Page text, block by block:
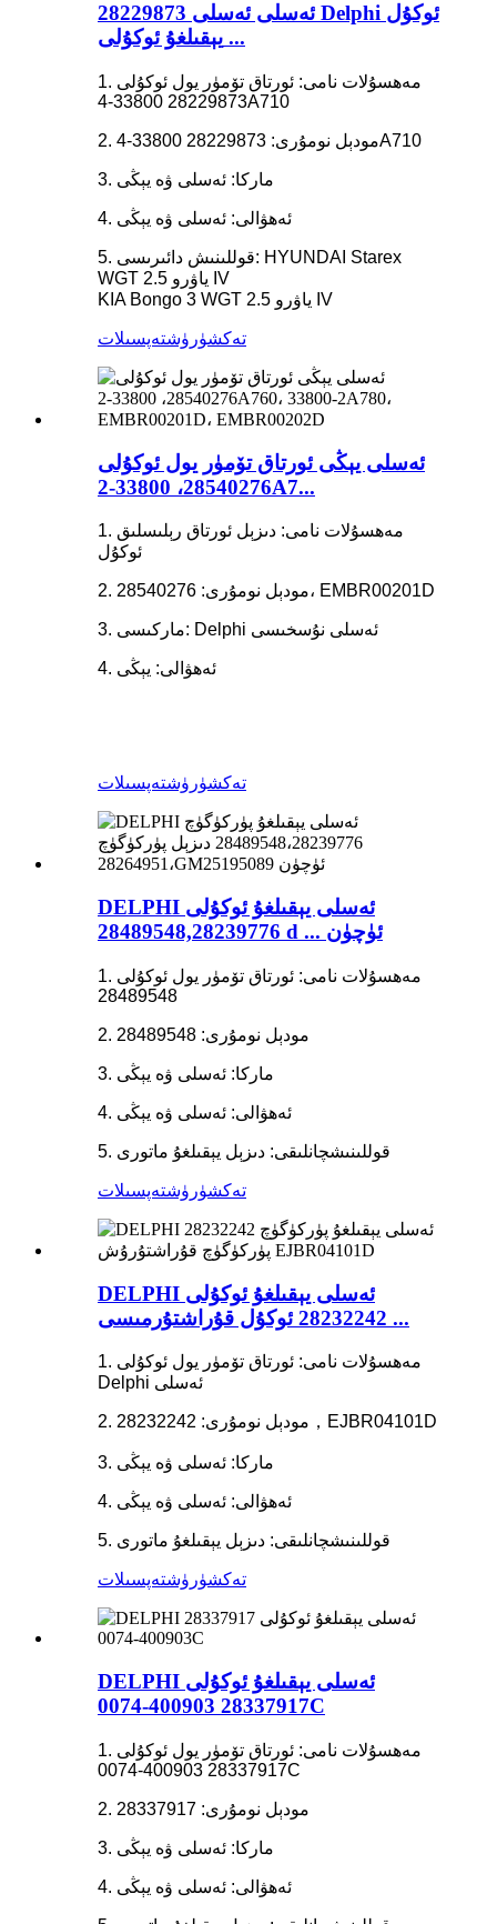
28229873 ئەسلى ئەسلى Delphi ئوكۇل
يېقىلغۇ ئوكۇلى ...
1. مەھسۇلات نامى: ئورتاق تۆمۈر يول ئوكۇلى
28229873 33800-4A710
2. مودېل نومۇرى: 28229873 33800-4A710
3. ماركا: ئەسلى ۋە يېڭى
4. ئەھۋالى: ئەسلى ۋە يېڭى
5. قوللىنىش دائىرىسى: HYUNDAI Starex
WGT 2.5 ياۋرو IV
KIA Bongo 3 WGT 2.5 ياۋرو IV
تەكشۈرۈشتەپسىلات
ئەسلى يېڭى ئورتاق تۆمۈر يول ئوكۇلى
28540276، 33800-2A7...
1. مەھسۇلات نامى: دىزېل ئورتاق رېلىسلىق
ئوكۇل
2. مودېل نومۇرى: 28540276، EMBR00201D
3. ماركىسى: Delphi ئەسلى نۇسخىسى
4. ئەھۋالى: يېڭى
تەكشۈرۈشتەپسىلات
DELPHI ئەسلى يېقىلغۇ ئوكۇلى
28489548,28239776 d ... ئۈچۈن
1. مەھسۇلات نامى: ئورتاق تۆمۈر يول ئوكۇلى
28489548
2. مودېل نومۇرى: 28489548
3. ماركا: ئەسلى ۋە يېڭى
4. ئەھۋالى: ئەسلى ۋە يېڭى
5. قوللىنىشچانلىقى: دىزېل يېقىلغۇ ماتورى
تەكشۈرۈشتەپسىلات
DELPHI ئەسلى يېقىلغۇ ئوكۇلى
28232242 ئوكۇل قۇراشتۇرمىسى ...
1. مەھسۇلات نامى: ئورتاق تۆمۈر يول ئوكۇلى
Delphi ئەسلى
2. مودېل نومۇرى: 28232242，EJBR04101D
3. ماركا: ئەسلى ۋە يېڭى
4. ئەھۋالى: ئەسلى ۋە يېڭى
5. قوللىنىشچانلىقى: دىزېل يېقىلغۇ ماتورى
تەكشۈرۈشتەپسىلات
DELPHI ئەسلى يېقىلغۇ ئوكۇلى
28337917 400903-0074C
1. مەھسۇلات نامى: ئورتاق تۆمۈر يول ئوكۇلى
28337917 400903-0074C
2. مودېل نومۇرى: 28337917
3. ماركا: ئەسلى ۋە يېڭى
4. ئەھۋالى: ئەسلى ۋە يېڭى